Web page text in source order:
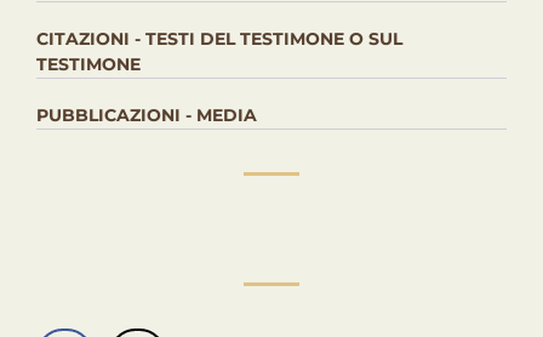
CITAZIONI - TESTI DEL TESTIMONE O SUL
TESTIMONE
PUBBLICAZIONI - MEDIA